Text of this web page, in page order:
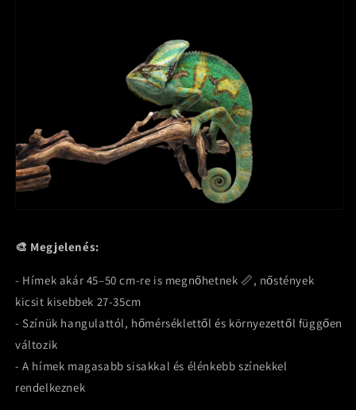
🎨 Megjelenés:
- Hímek akár 45–50 cm-re is megnőhetnek 📏, nőstények
kicsit kisebbek 27-35cm
- Színük hangulattól, hőmérséklettől és környezettől függően
változik
- A hímek magasabb sisakkal és élénkebb színekkel
rendelkeznek